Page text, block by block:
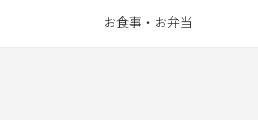
お食事・お弁当